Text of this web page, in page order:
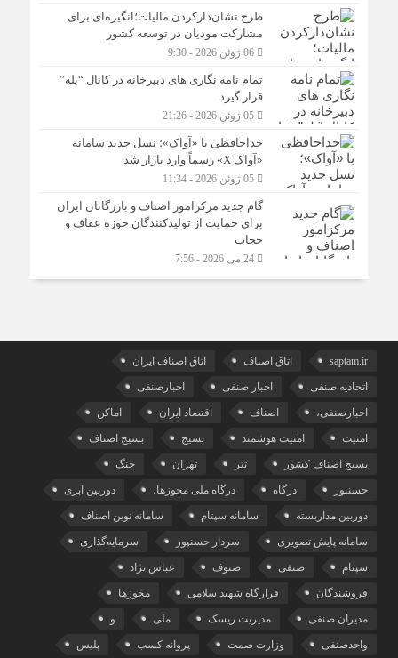
طرح نشان‌دارکردن مالیات؛انگیزه‌ای برای
مشارکت مودیان در توسعه کشور
06 ژوئن 2026 - 9:30
تمام نامه نگاری های دبیرخانه در کانال “بله”
قرار گیرد
05 ژوئن 2026 - 21:26
خداحافظی با «آواک»؛ نسل جدید سامانه
«آواک X» رسماً وارد بازار شد
05 ژوئن 2026 - 11:34
گام جدید مرکزامور اصناف و بازرگانان ایران
برای حمایت از تولیدکنندگان حوزه عفاف و
حجاب
24 می 2026 - 7:56
saptam.ir اتاق اصناف اتاق اصناف ایران
اتحادیه صنفی اخبار صنفی اخبارصنفی
اخبارصنفی، اصناف اقتصاد ایران اماکن
امنیت امنیت هوشمند بسیج بسیج اصناف
بسیج اصناف کشور تتر تهران جنگ
حسنپور درگاه درگاه ملی مجوزها، دوربین ابری
دوربین مداربسته سامانه سپتام سامانه نوین اصناف
سامانه پایش تصویری سردار حسنپور سرمایه‌گذاری
سپتام صنفی صنوف عباس نژاد
فروشندگان قرارگاه شهید سلامی مجوزها
مدیران صنفی مدیریت ریسک ملی و
واحدصنفی وزارت صمت پروانه کسب پلیس